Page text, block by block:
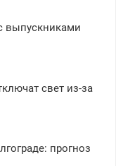
выпускниками
свет из-за
прогноз